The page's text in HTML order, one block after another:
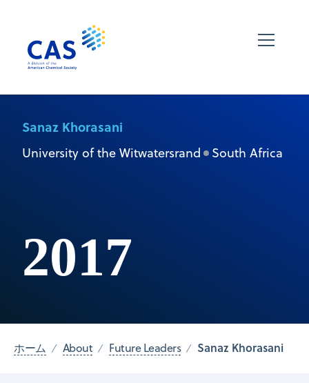
Sanaz Khorasani
University of the Witwatersrand South Africa
2017
ホーム About Future Leaders Sanaz Khorasani